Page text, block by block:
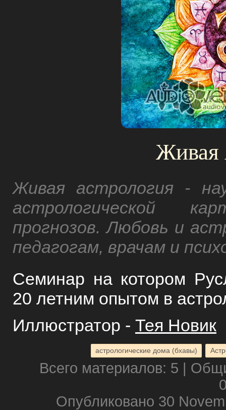
Живая
Живая астрология -
астрологической
прогнозов. Любовь и
педагогам, врачам и
Семинар на котором
20 летним опытом в
Иллюстратор - Тея Новик
астрологические дома (бхавы)
Всего материалов: 5 |
Опубликовано 30